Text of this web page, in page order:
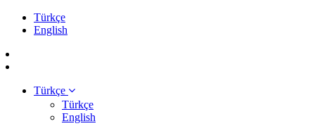
Türkçe
English
Türkçe
Türkçe
English